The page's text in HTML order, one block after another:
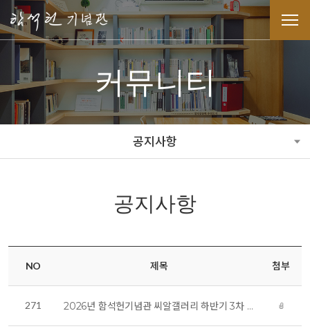
커뮤니티
공지사항
공지사항
NO 제목 첨부
271 2026년 함석헌기념관 씨알갤러리 하반기 3차 대관 전시 안내